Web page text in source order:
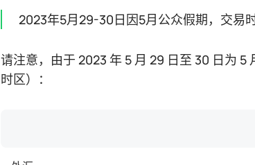
2023年5月29-30日因5月公众假期，交易
请注意，由于 2023 年 5 月 29 日至 30 日为
时区）：